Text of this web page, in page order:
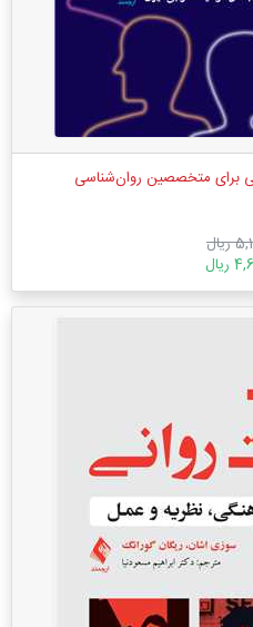
برای متخصصین روان‌شناسی